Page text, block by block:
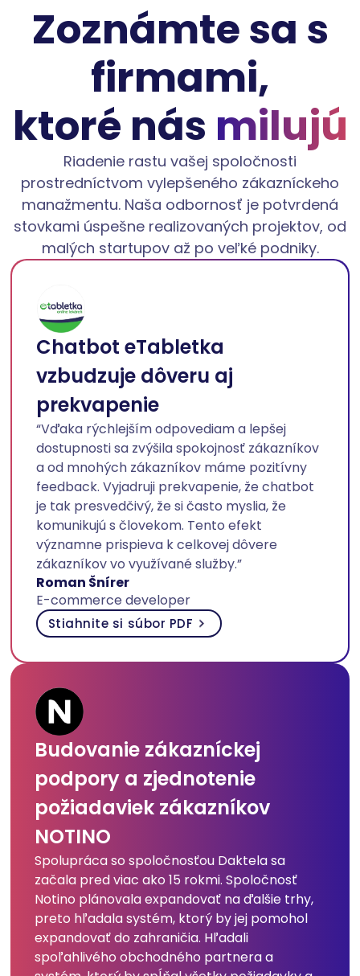
Zoznámte sa s
firmami,
ktoré nás milujú
Riadenie rastu vašej spoločnosti
prostredníctvom vylepšeného zákazníckeho
manažmentu. Naša odbornosť je potvrdená
stovkami úspešne realizovaných projektov, od
malých startupov až po veľké podniky.
Chatbot eTabletka
vzbudzuje dôveru aj
prekvapenie
“Vďaka rýchlejším odpovediam a lepšej
dostupnosti sa zvýšila spokojnosť zákazníkov
a od mnohých zákazníkov máme pozitívny
feedback. Vyjadruji prekvapenie, že chatbot
je tak presvedčivý, že si často myslia, že
komunikujú s človekom. Tento efekt
významne prispieva k celkovej dôvere
zákazníkov vo využívané služby.”
Roman Šnírer
E-commerce developer
Stiahnite si súbor PDF
Budovanie zákazníckej
podpory a zjednotenie
požiadaviek zákazníkov
NOTINO
Spolupráca so spoločnosťou Daktela sa
začala pred viac ako 15 rokmi. Spoločnosť
Notino plánovala expandovať na ďalšie trhy,
preto hľadala systém, ktorý by jej pomohol
expandovať do zahraničia. Hľadali
spoľahlivého obchodného partnera a